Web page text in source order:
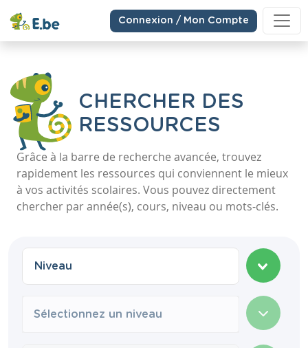
Connexion / Mon Compte
CHERCHER DES
RESSOURCES
Grâce à la barre de recherche avancée, trouvez
rapidement les ressources qui conviennent le mieux
à vos activités scolaires. Vous pouvez directement
chercher par année(s), cours, niveau ou mots-clés.
Sélectionnez un niveau